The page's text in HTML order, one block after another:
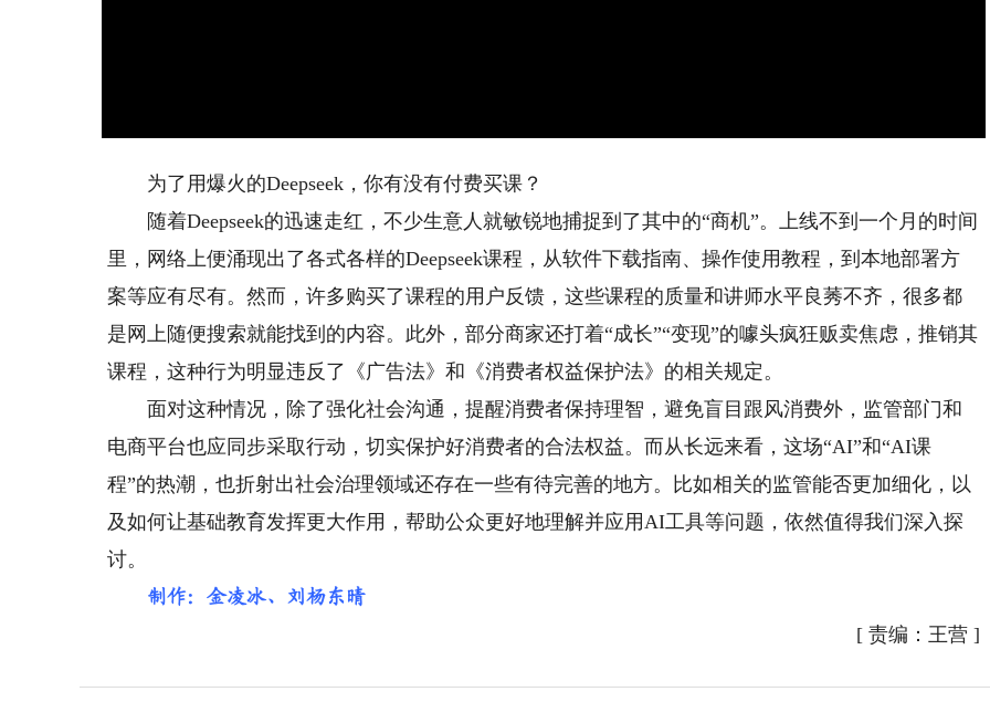
为了用爆火的Deepseek，你有没有付费买课？
随着Deepseek的迅速走红，不少生意人就敏锐地捕捉到了其中的“商机”。上线不到一个月的时间
里，网络上便涌现出了各式各样的Deepseek课程，从软件下载指南、操作使用教程，到本地部署方
案等应有尽有。然而，许多购买了课程的用户反馈，这些课程的质量和讲师水平良莠不齐，很多都
是网上随便搜索就能找到的内容。此外，部分商家还打着“成长”“变现”的噱头疯狂贩卖焦虑，推销其
课程，这种行为明显违反了《广告法》和《消费者权益保护法》的相关规定。
面对这种情况，除了强化社会沟通，提醒消费者保持理智，避免盲目跟风消费外，监管部门和
电商平台也应同步采取行动，切实保护好消费者的合法权益。而从长远来看，这场“AI”和“AI课
程”的热潮，也折射出社会治理领域还存在一些有待完善的地方。比如相关的监管能否更加细化，以
及如何让基础教育发挥更大作用，帮助公众更好地理解并应用AI工具等问题，依然值得我们深入探
讨。
制作：金凌冰、刘杨东晴
[ 责编：王营]